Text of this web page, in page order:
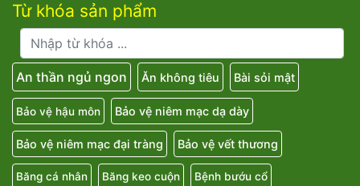
Từ khóa sản phẩm
An thần ngủ ngon Ăn không tiêu Bài sỏi mật
Bảo vệ hậu môn Bảo vệ niêm mạc dạ dày
Bảo vệ niêm mạc đại tràng Bảo vệ vết thương
Băng cá nhân Băng keo cuộn Bệnh bướu cổ